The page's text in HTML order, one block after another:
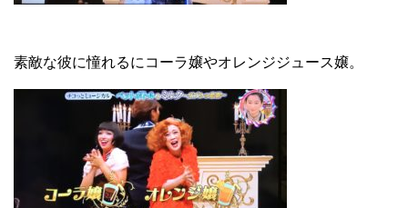
素敵な彼に憧れるにコーラ嬢やオレンジジュース嬢。